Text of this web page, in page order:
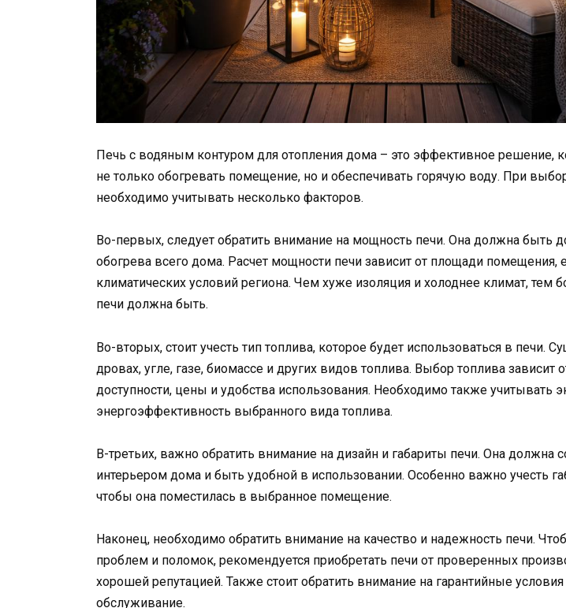
Печь с водяным контуром для отопления дома – это эффективное решение,
не только обогревать помещение, но и обеспечивать горячую воду. При
необходимо учитывать несколько факторов.
Во-первых, следует обратить внимание на мощность печи. Она должна быть
обогрева всего дома. Расчет мощности печи зависит от площади помещения,
климатических условий региона. Чем хуже изоляция и холоднее климат, тем
печи должна быть.
Во-вторых, стоит учесть тип топлива, которое будет использоваться в печи.
дровах, угле, газе, биомассе и других видов топлива. Выбор топлива зависит
доступности, цены и удобства использования. Необходимо также учитывать
энергоэффективность выбранного вида топлива.
В-третьих, важно обратить внимание на дизайн и габариты печи. Она должна
интерьером дома и быть удобной в использовании. Особенно важно учесть
чтобы она поместилась в выбранное помещение.
Наконец, необходимо обратить внимание на качество и надежность печи.
проблем и поломок, рекомендуется приобретать печи от проверенных
хорошей репутацией. Также стоит обратить внимание на гарантийные
обслуживание.